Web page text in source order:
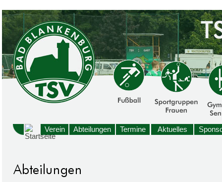
Verein Abteilungen Termine Aktuelles